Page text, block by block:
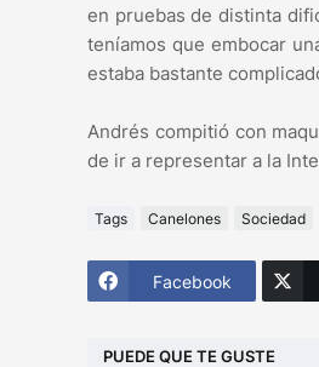
en pruebas de distinta
teníamos que embocar
estaba bastante
Andrés compitió con
de ir a representar a la
Tags Canelones Sociedad
Facebook
PUEDE QUE TE GUSTE